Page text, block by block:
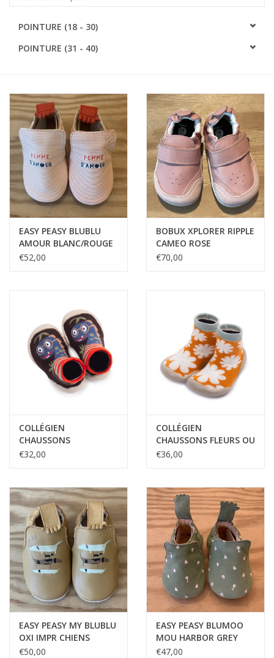
SOFTSOLES
Cartes-cadeaux
MESUREZ LES PIEDS!
#MYCLIENTSARETHECUTEST
POINTURE (18 - 30)
POINTURE (31 - 40)
EASY PEASY BLUBLU
AMOUR BLANC/ROUGE
€52,00
BOBUX XPLORER RIPPLE
CAMEO ROSE
€70,00
COLLÉGIEN
CHAUSSONS
VELOCIRAPTOR
€32,00
COLLÉGIEN
CHAUSSONS FLEURS OU
ETOILES PHOSPHORES
€36,00
EASY PEASY MY BLUBLU
OXI IMPR CHIENS
€50,00
EASY PEASY BLUMOO
MOU HARBOR GREY
€47,00